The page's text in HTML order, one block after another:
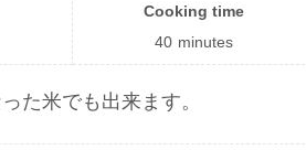
Cooking time
40 minutes
た米でも出来ます。